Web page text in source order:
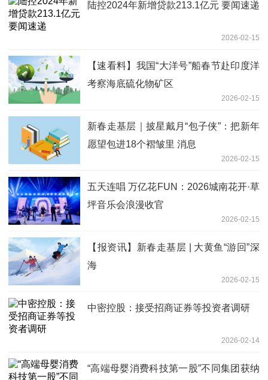
陆控2024年新增贷款213.1亿元 要闻速递
2026-02-15
【速看料】我国“大洋号”船春节赴印度洋
考察海底硫化物矿区
2026-02-15
新春走基层｜披星戴月“包子侠”：把新年
愿望包进18个褶皱里 消息
2026-02-15
五天连唱 万亿花FUN：2026城南花开·草
坪音乐会浪漫收官
2026-02-15
【报资讯】新春走基层 | 大黄鱼“游回”深
海
2026-02-15
中密控股：接受招商证券等投资者调研
2026-02-14
“高端母婴消费科技第一股”不同集团获纳